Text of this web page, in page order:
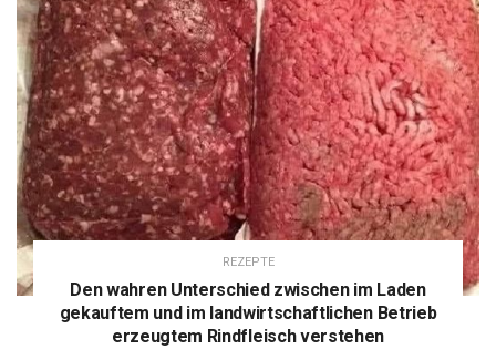
REZEPTE
Den wahren Unterschied zwischen im Laden
gekauftem und im landwirtschaftlichen Betrieb
erzeugtem Rindfleisch verstehen